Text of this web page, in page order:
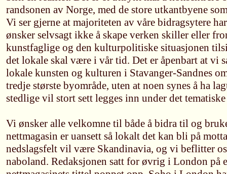
randsonen av Norge, med de store utkantbyene
Vi ser gjerne at majoriteten av våre bidragsytere
ønsker selvsagt ikke å skape verken skiller eller
kunstfaglige og den kulturpolitiske situasjonen
det lokale skal være i vår tid. Det er åpenbart at vi
lokale kunsten og kulturen i Stavanger-Sandnes
tredje største byområde, uten at noen synes å ha
stedlige vil stort sett legges inn under det
Vi ønsker alle velkomne til både å bidra til og
nettmagasin er uansett så lokalt det kan bli på
nedslagsfelt vil være Skandinavia, og vi beflitter
naboland. Redaksjonen satt for øvrig i London på